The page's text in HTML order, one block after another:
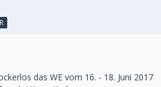
das WE vom 16. - 18. Juni 2017